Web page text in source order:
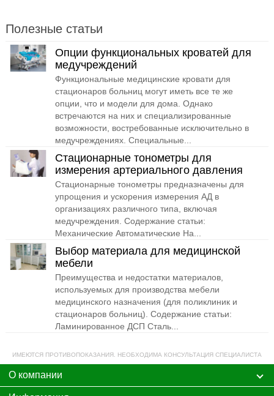
Полезные статьи
Опции функциональных кроватей для
медучреждений
Функциональные медицинские кровати для
стационаров больниц могут иметь все те же
опции, что и модели для дома. Однако
встречаются на них и специализированные
возможности, востребованные исключительно в
медучреждениях. Специальные...
Стационарные тонометры для
измерения артериального давления
Стационарные тонометры предназначены для
упрощения и ускорения измерения АД в
организациях различного типа, включая
медучреждения. Содержание статьи:
Механические Автоматические На...
Выбор материала для медицинской
мебели
Преимущества и недостатки материалов,
используемых для производства мебели
медицинского назначения (для поликлиник и
стационаров больниц). Содержание статьи:
Ламинированное ДСП Сталь...
ИМЕЮТСЯ ПРОТИВОПОКАЗАНИЯ. НЕОБХОДИМА КОНСУЛЬТАЦИЯ СПЕЦИАЛИСТА
О компании